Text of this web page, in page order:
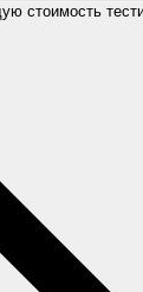
стоимость